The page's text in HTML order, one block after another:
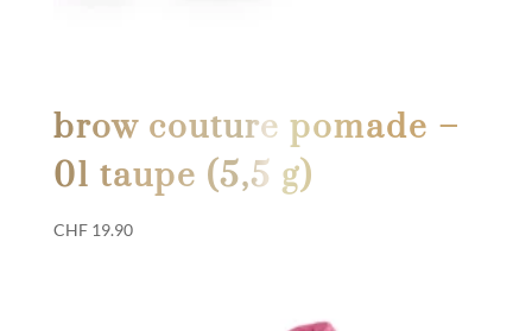
brow couture pomade –
01 taupe (5,5 g)
CHF19.90